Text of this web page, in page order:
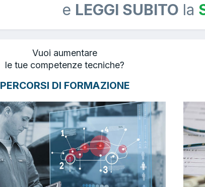
e LEGGI SUBITO la
Vuoi aumentare
le tue competenze tecniche?
PERCORSI DI FORMAZIONE